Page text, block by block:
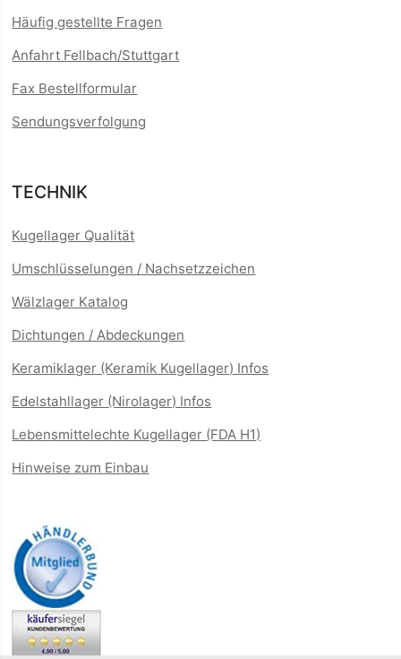
Häufig gestellte Fragen
Anfahrt Fellbach/Stuttgart
Fax Bestellformular
Sendungsverfolgung
TECHNIK
Kugellager Qualität
Umschlüsselungen / Nachsetzzeichen
Wälzlager Katalog
Dichtungen / Abdeckungen
Keramiklager (Keramik Kugellager) Infos
Edelstahllager (Nirolager) Infos
Lebensmittelechte Kugellager (FDA H1)
Hinweise zum Einbau